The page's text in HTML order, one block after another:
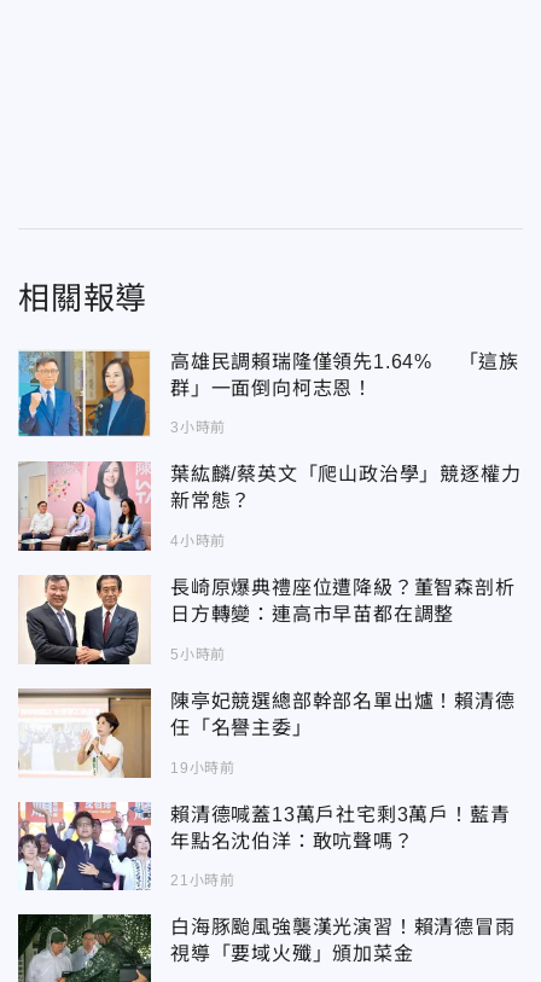
相關報導
高雄民調賴瑞隆僅領先1.64% 「這族
群」一面倒向柯志恩！
3小時前
葉紘麟/蔡英文「爬山政治學」競逐權力
新常態？
4小時前
長崎原爆典禮座位遭降級？董智森剖析
日方轉變：連高市早苗都在調整
5小時前
陳亭妃競選總部幹部名單出爐！賴清德
任「名譽主委」
19小時前
賴清德喊蓋13萬戶社宅剩3萬戶！藍青
年點名沈伯洋：敢吭聲嗎？
21小時前
白海豚颱風強襲漢光演習！賴清德冒雨
視導「要域火殲」頒加菜金